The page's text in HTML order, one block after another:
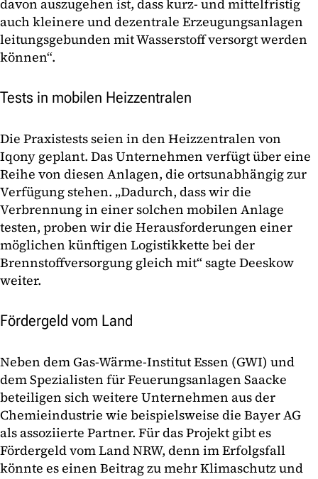
davon auszugehen ist, dass kurz- und mittelfristig
auch kleinere und dezentrale Erzeugungsanlagen
leitungsgebunden mit Wasserstoff versorgt werden
können“.
Tests in mobilen Heizzentralen
Die Praxistests seien in den Heizzentralen von
Iqony geplant. Das Unternehmen verfügt über eine
Reihe von diesen Anlagen, die ortsunabhängig zur
Verfügung stehen. „Dadurch, dass wir die
Verbrennung in einer solchen mobilen Anlage
testen, proben wir die Herausforderungen einer
möglichen künftigen Logistikkette bei der
Brennstoffversorgung gleich mit“ sagte Deeskow
weiter.
Fördergeld vom Land
Neben dem Gas-Wärme-Institut Essen (GWI) und
dem Spezialisten für Feuerungsanlagen Saacke
beteiligen sich weitere Unternehmen aus der
Chemieindustrie wie beispielsweise die Bayer AG
als assoziierte Partner. Für das Projekt gibt es
Fördergeld vom Land NRW, denn im Erfolgsfall
könnte es einen Beitrag zu mehr Klimaschutz und